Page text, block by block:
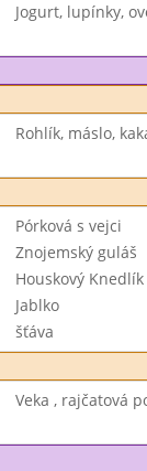
Jogurt, lupínky,
Rohlík, máslo,
Pórková s vejci
Znojemský guláš
Houskový Knedlík
Jablko
šťáva
Veka , rajčatová